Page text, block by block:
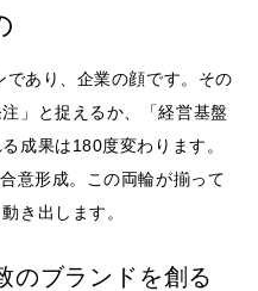
あり、企業の顔です。その
」と捉えるか、「経営基盤
成果は180度変わります。
意形成。この両輪が揃って
き出します。
のブランドを創る